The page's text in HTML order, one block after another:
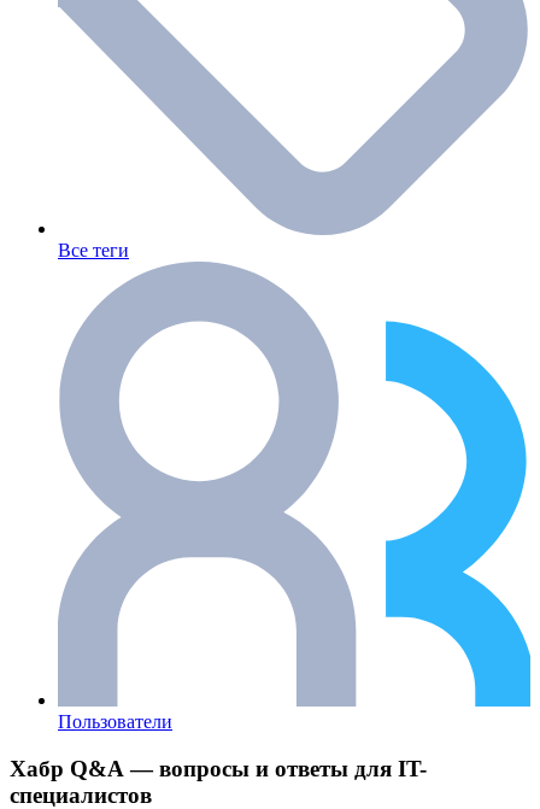
Все теги
Пользователи
Хабр Q&A — вопросы и ответы для IT-
специалистов